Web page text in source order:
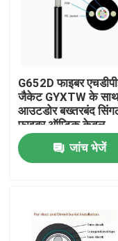
उत्पादों
G652D फाइबर
जैकेट GYXTW के
आउटडोर बख्तरबंद
फाइबर ऑप्टिक केबल
जांच भेजें